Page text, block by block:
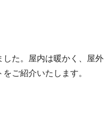
た。屋内は暖かく、屋外
ご紹介いたします。